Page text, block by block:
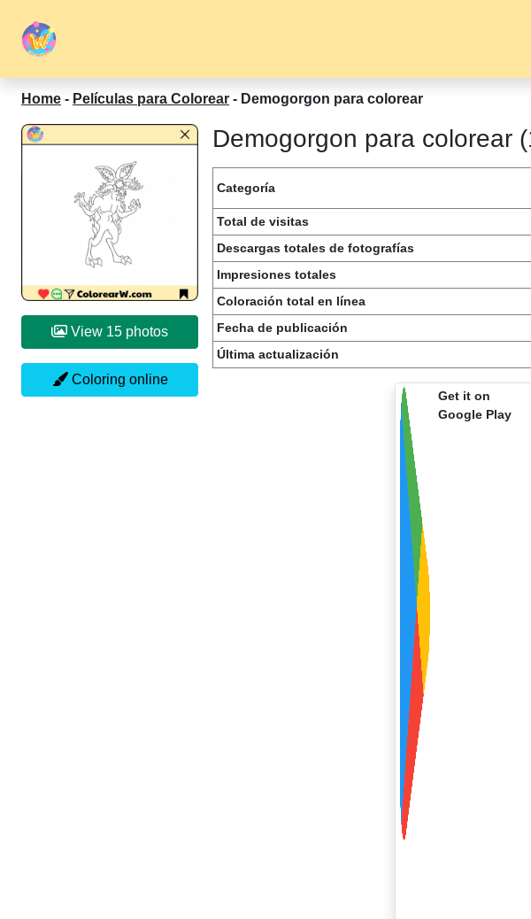
Home - Películas para Colorear - Demogorgon para colorear
View 15 photos
Coloring online
Demogorgon para colorear
Categoría
Total de visitas
Descargas totales de fotografías
Impresiones totales
Coloración total en línea
Fecha de publicación
Última actualización
Get it on
Google Play